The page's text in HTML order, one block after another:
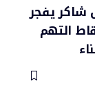
شاكر يفجر
التهم